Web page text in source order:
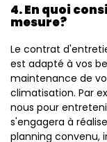
4. En quoi
mesure?
Le contrat
est adapté à vos
maintenance de
climatisation. Par
nous pour
s'engagera à
planning convenu,